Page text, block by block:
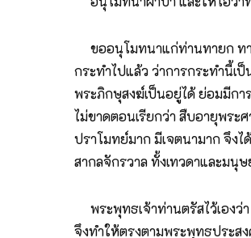
ขออนุโมทนาแก่ท่านทายก ทา
กระทำไปแล้ว ว่าการกระทำนี้เ
พระภิกษุสงฆ์เป็นอยู่ได้ ย่อมมีก
ไม่ขาดตอนเรียกว่า สืบอายุพระ
ปราโมทย์มาก มีเจตนามาก จึง
สากลจักรวาล ทั้งเทวดาและมนุ
พระพุทธเจ้าท่านตรัสไว้เองว่
จึงทำให้ตรงตามพระพุทธประส